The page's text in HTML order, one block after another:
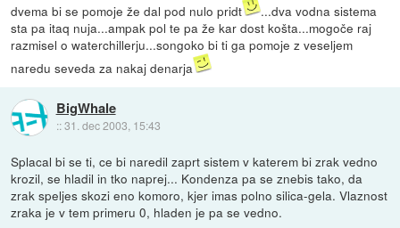
dvema bi se pomoje že dal pod nulo pridt
...dva vodna sistema
sta pa itaq nuja...ampak pol te pa že kar dost košta...mogoče raj
razmisel o waterchillerju...songoko bi ti ga pomoje z veseljem
naredu seveda za nakaj denarja
BigWhale
::31. dec 2003, 15:43
Splacal bi se ti, ce bi naredil zaprt sistem v katerem bi zrak vedno
krozil, se hladil in tko naprej... Kondenza pa se znebis tako, da
zrak speljes skozi eno komoro, kjer imas polno silica-gela. Vlaznost
zraka je v tem primeru 0, hladen je pa se vedno.